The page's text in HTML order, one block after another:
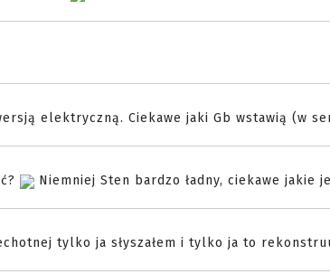
elektryczną. Ciekawe jaki Gb wstawią (w
Niemniej Sten bardzo ładny, ciekawe jakie
tylko ja słyszałem i tylko ja to